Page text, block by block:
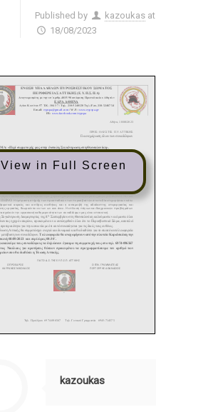
Published by kazoukas at
18/08/2023
View in Full Screen
kazoukas